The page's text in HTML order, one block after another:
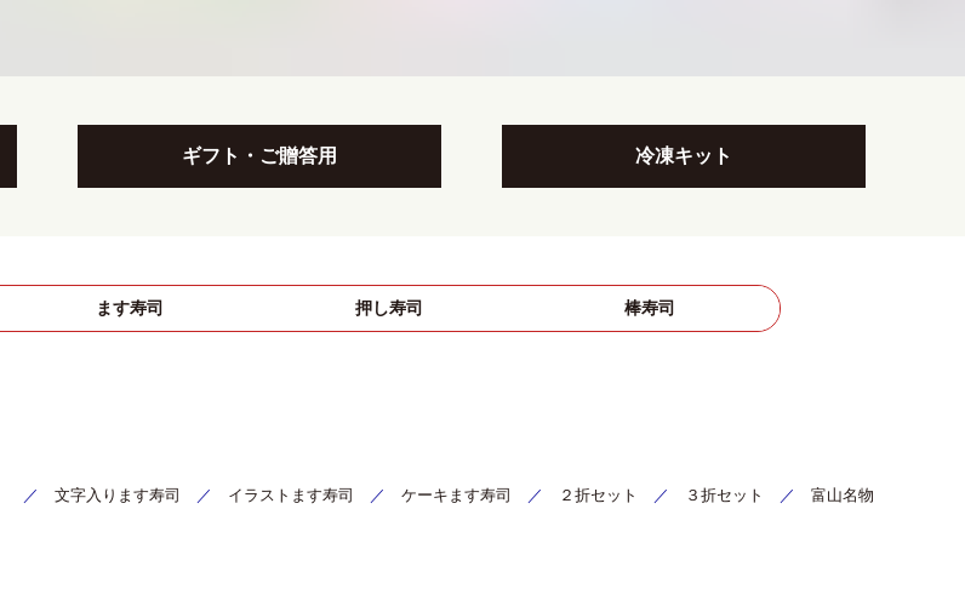
ギフト・ご贈答用 冷凍キット
ます寿司 押し寿司 棒寿司
／ 文字入ります寿司 ／ イラストます寿司 ／ ケーキます寿司 ／ ２折セット ／ ３折セット ／ 富山名物